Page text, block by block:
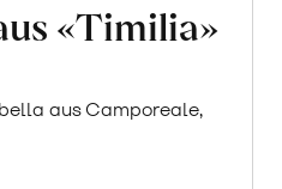
«Timilia»
aus Camporeale,